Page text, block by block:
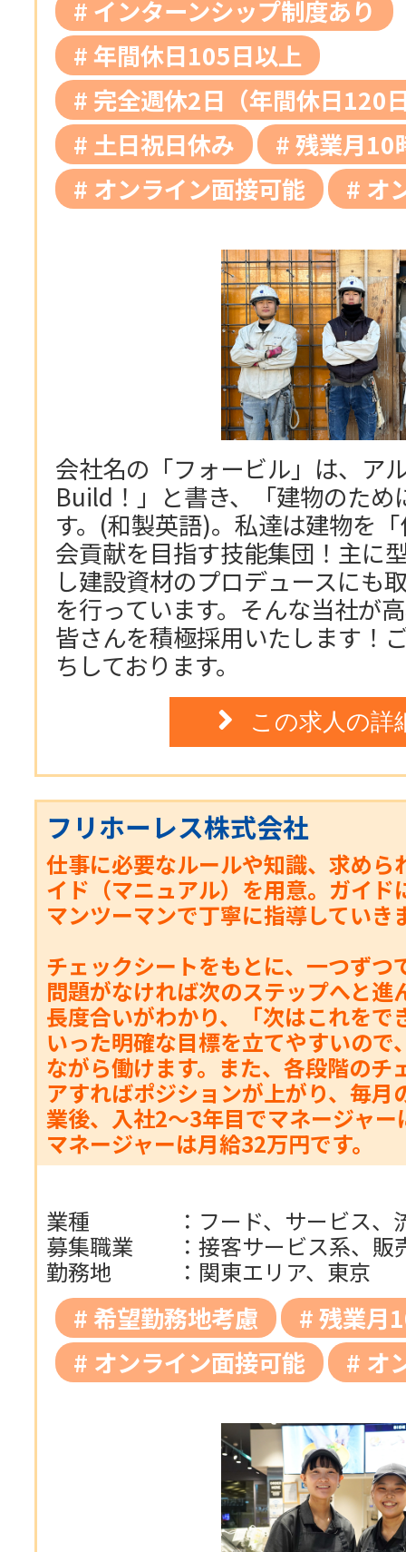
インターンシップ制度あり
年間休日105日以上
完全週休2日（年間休日120
土日祝日休み
残業月10
オンライン面接可能
オ
会社名の「フォービル」は、ア
Build！」と書き、「建物のため
す。(和製英語)。私達は建物を
会貢献を目指す技能集団！主に
し建設資材のプロデュースにも
を行っています。そんな当社が
皆さんを積極採用いたします！
ちしております。
この求人の詳
フリホーレス株式会社
仕事に必要なルールや知識、求めら
イド（マニュアル）を用意。ガイド
マンツーマンで丁寧に指導していき
チェックシートをもとに、一つず
問題がなければ次のステップへと進
長度合いがわかり、「次はこれをで
いった明確な目標を立てやすいの
ながら働けます。また、各段階のチ
アすればポジションが上がり、毎月
業後、入社2〜3年目でマネージャ
マネージャーは月給32万円です。
業種 ： フード、サービス、
募集職業
：接客サービス系、販
勤務地
： 関東エリア、東京
希望勤務地考慮
残業月
オンライン面接可能
オ